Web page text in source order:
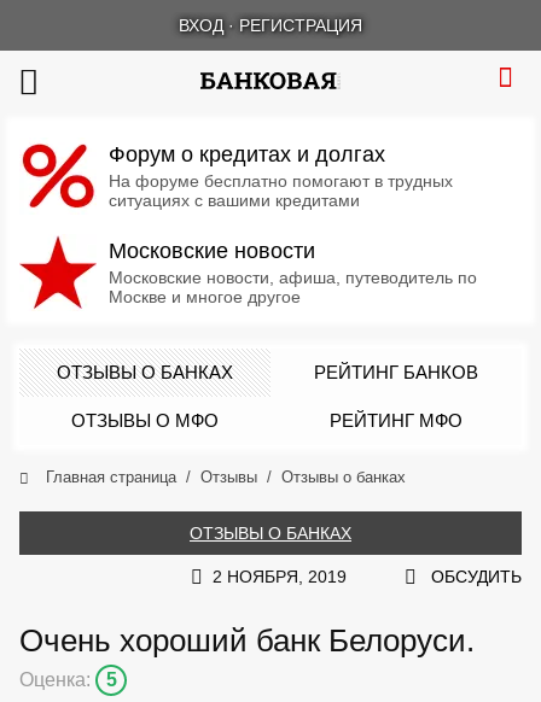
ВХОД · РЕГИСТРАЦИЯ
Форум о кредитах и долгах
На форуме бесплатно помогают в трудных
ситуациях с вашими кредитами
Московские новости
Московские новости, афиша, путеводитель по
Москве и многое другое
ОТЗЫВЫ О БАНКАХ РЕЙТИНГ БАНКОВ
ОТЗЫВЫ О МФО РЕЙТИНГ МФО
Главная страница Отзывы Отзывы о банках
ОТЗЫВЫ О БАНКАХ
2 НОЯБРЯ, 2019 ОБСУДИТЬ
Очень хороший банк Белоруси.
Оценка: 5